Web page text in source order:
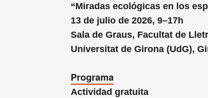
“Miradas ecológicas en los
13 de julio de 2026, 9–17h
Sala de Graus, Facultat de
Universitat de Girona (UdG),
Programa
Actividad gratuita